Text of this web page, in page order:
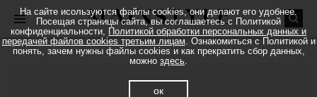
На сайте исользуются файлы cookies, они делают его удобнее.
Посещая страницы сайта, вы соглашаетесь с Политикой
конфиденциальности, Политикой обработки персональных данных и
передачей файлов cookies третьим лицам. Ознакомиться с Политикой и
понять, зачем нужны файлы cookies и как прекратить сбор данных,
можно здесь.
ок